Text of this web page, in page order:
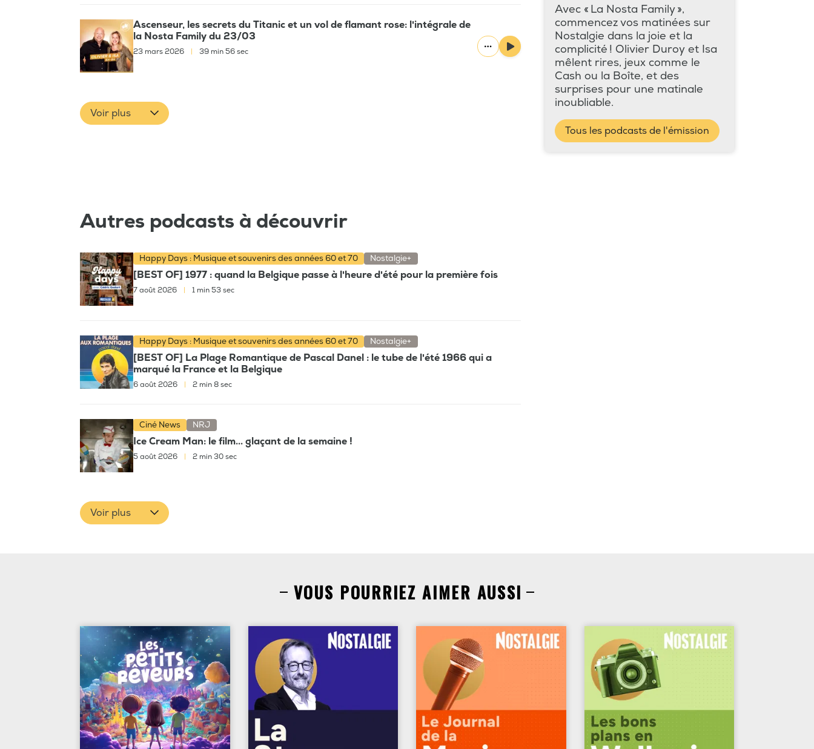
Ascenseur, les secrets du Titanic et un vol de flamant rose: l'intégrale de
la Nosta Family du 23/03
23 mars 2026 39 min 56 sec
Voir plus
Avec « La Nosta Family »,
commencez vos matinées sur
Nostalgie dans la joie et la
complicité ! Olivier Duroy et Isa
mêlent rires, jeux comme le
Cash ou la Boîte, et des
surprises pour une matinale
inoubliable.
Tous les podcasts de l'émission
Autres podcasts à découvrir
Happy Days : Musique et souvenirs des années 60 et 70 Nostalgie+
[BEST OF] 1977 : quand la Belgique passe à l'heure d'été pour la première fois
7 août 2026 1 min 53 sec
Happy Days : Musique et souvenirs des années 60 et 70 Nostalgie+
[BEST OF] La Plage Romantique de Pascal Danel : le tube de l'été 1966 qui a
marqué la France et la Belgique
6 août 2026 2 min 8 sec
Ciné News NRJ
Ice Cream Man: le film... glaçant de la semaine !
5 août 2026 | 2 min 30 sec
Voir plus
VOUS POURRIEZ AIMER AUSSI